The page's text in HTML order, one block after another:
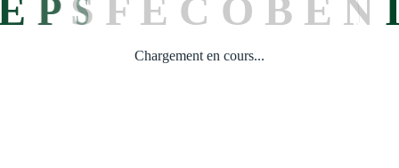
P S F E C O B E N
Chargement en cours...